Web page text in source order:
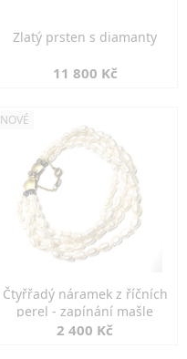
Zlatý prsten s diamanty
11 800 Kč
NOVÉ
Čtyřřadý náramek z říčních
perel - zapínání mašle
2 400 Kč